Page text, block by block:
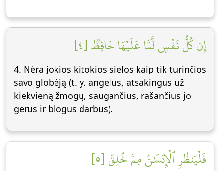
إِن كُلُّ نَفۡسٖ لَّمَّا عَلَيۡهَا حَافِظٞ [٤]
4. Nėra jokios kitokios sielos kaip tik turinčios
savo globėją (t. y. angelus, atsakingus už
kiekvieną žmogų, saugančius, rašančius jo
gerus ir blogus darbus).
فَلۡيَنظُرِ ٱلۡإِنسَٰنُ مِمَّ خُلِقَ [٥]